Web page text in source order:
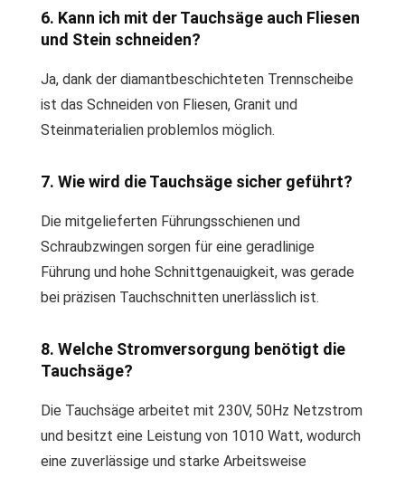
6. Kann ich mit der Tauchsäge auch Fliesen
und Stein schneiden?
Ja, dank der diamantbeschichteten Trennscheibe
ist das Schneiden von Fliesen, Granit und
Steinmaterialien problemlos möglich.
7. Wie wird die Tauchsäge sicher geführt?
Die mitgelieferten Führungsschienen und
Schraubzwingen sorgen für eine geradlinige
Führung und hohe Schnittgenauigkeit, was gerade
bei präzisen Tauchschnitten unerlässlich ist.
8. Welche Stromversorgung benötigt die
Tauchsäge?
Die Tauchsäge arbeitet mit 230V, 50Hz Netzstrom
und besitzt eine Leistung von 1010 Watt, wodurch
eine zuverlässige und starke Arbeitsweise